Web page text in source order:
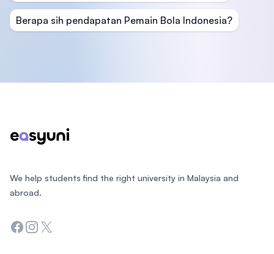
Berapa sih pendapatan Pemain Bola Indonesia?
We help students find the right university in Malaysia and
abroad.
Facebook
Instagram
Twitter